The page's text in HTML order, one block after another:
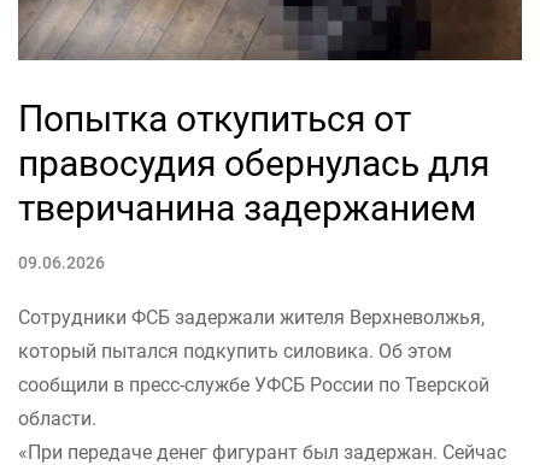
Попытка откупиться от
правосудия обернулась для
тверичанина задержанием
09.06.2026
Сотрудники ФСБ задержали жителя Верхневолжья,
который пытался подкупить силовика. Об этом
сообщили в пресс-службе УФСБ России по Тверской
области.
«При передаче денег фигурант был задержан. Сейчас